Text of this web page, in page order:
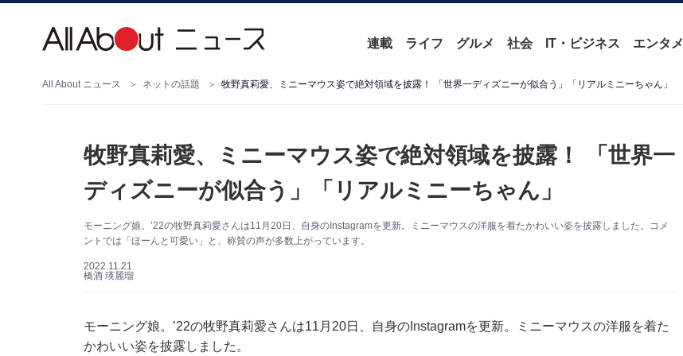
連載 ライフ グルメ 社会 IT・ビジネス エンタメ
All About ニュース ネットの話題 牧野真莉愛、ミニーマウス姿で絶対領域を披露！ 「世界一ディズニーが似合う」「リアルミニーちゃん」
牧野真莉愛、ミニーマウス姿で絶対領域を披露！ 「世界一
ディズニーが似合う」「リアルミニーちゃん」
モーニング娘。’22の牧野真莉愛さんは11月20日、自身のInstagramを更新。ミニーマウスの洋服を着たかわいい姿を披露しました。コメ
ントでは「ほーんと可愛い」と、称賛の声が多数上がっています。
2022.11.21
橋酒 瑛麗瑠
モーニング娘。’22の牧野真莉愛さんは11月20日、自身のInstagramを更新。ミニーマウスの洋服を着た
かわいい姿を披露しました。